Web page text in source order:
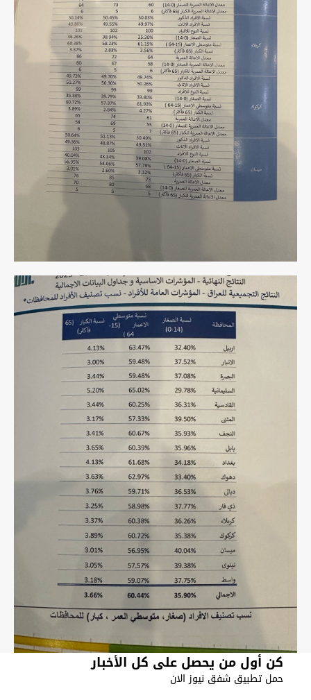
كن أول من يحصل على كل الأخبار
حمل تطبيق شفق نيوز الان